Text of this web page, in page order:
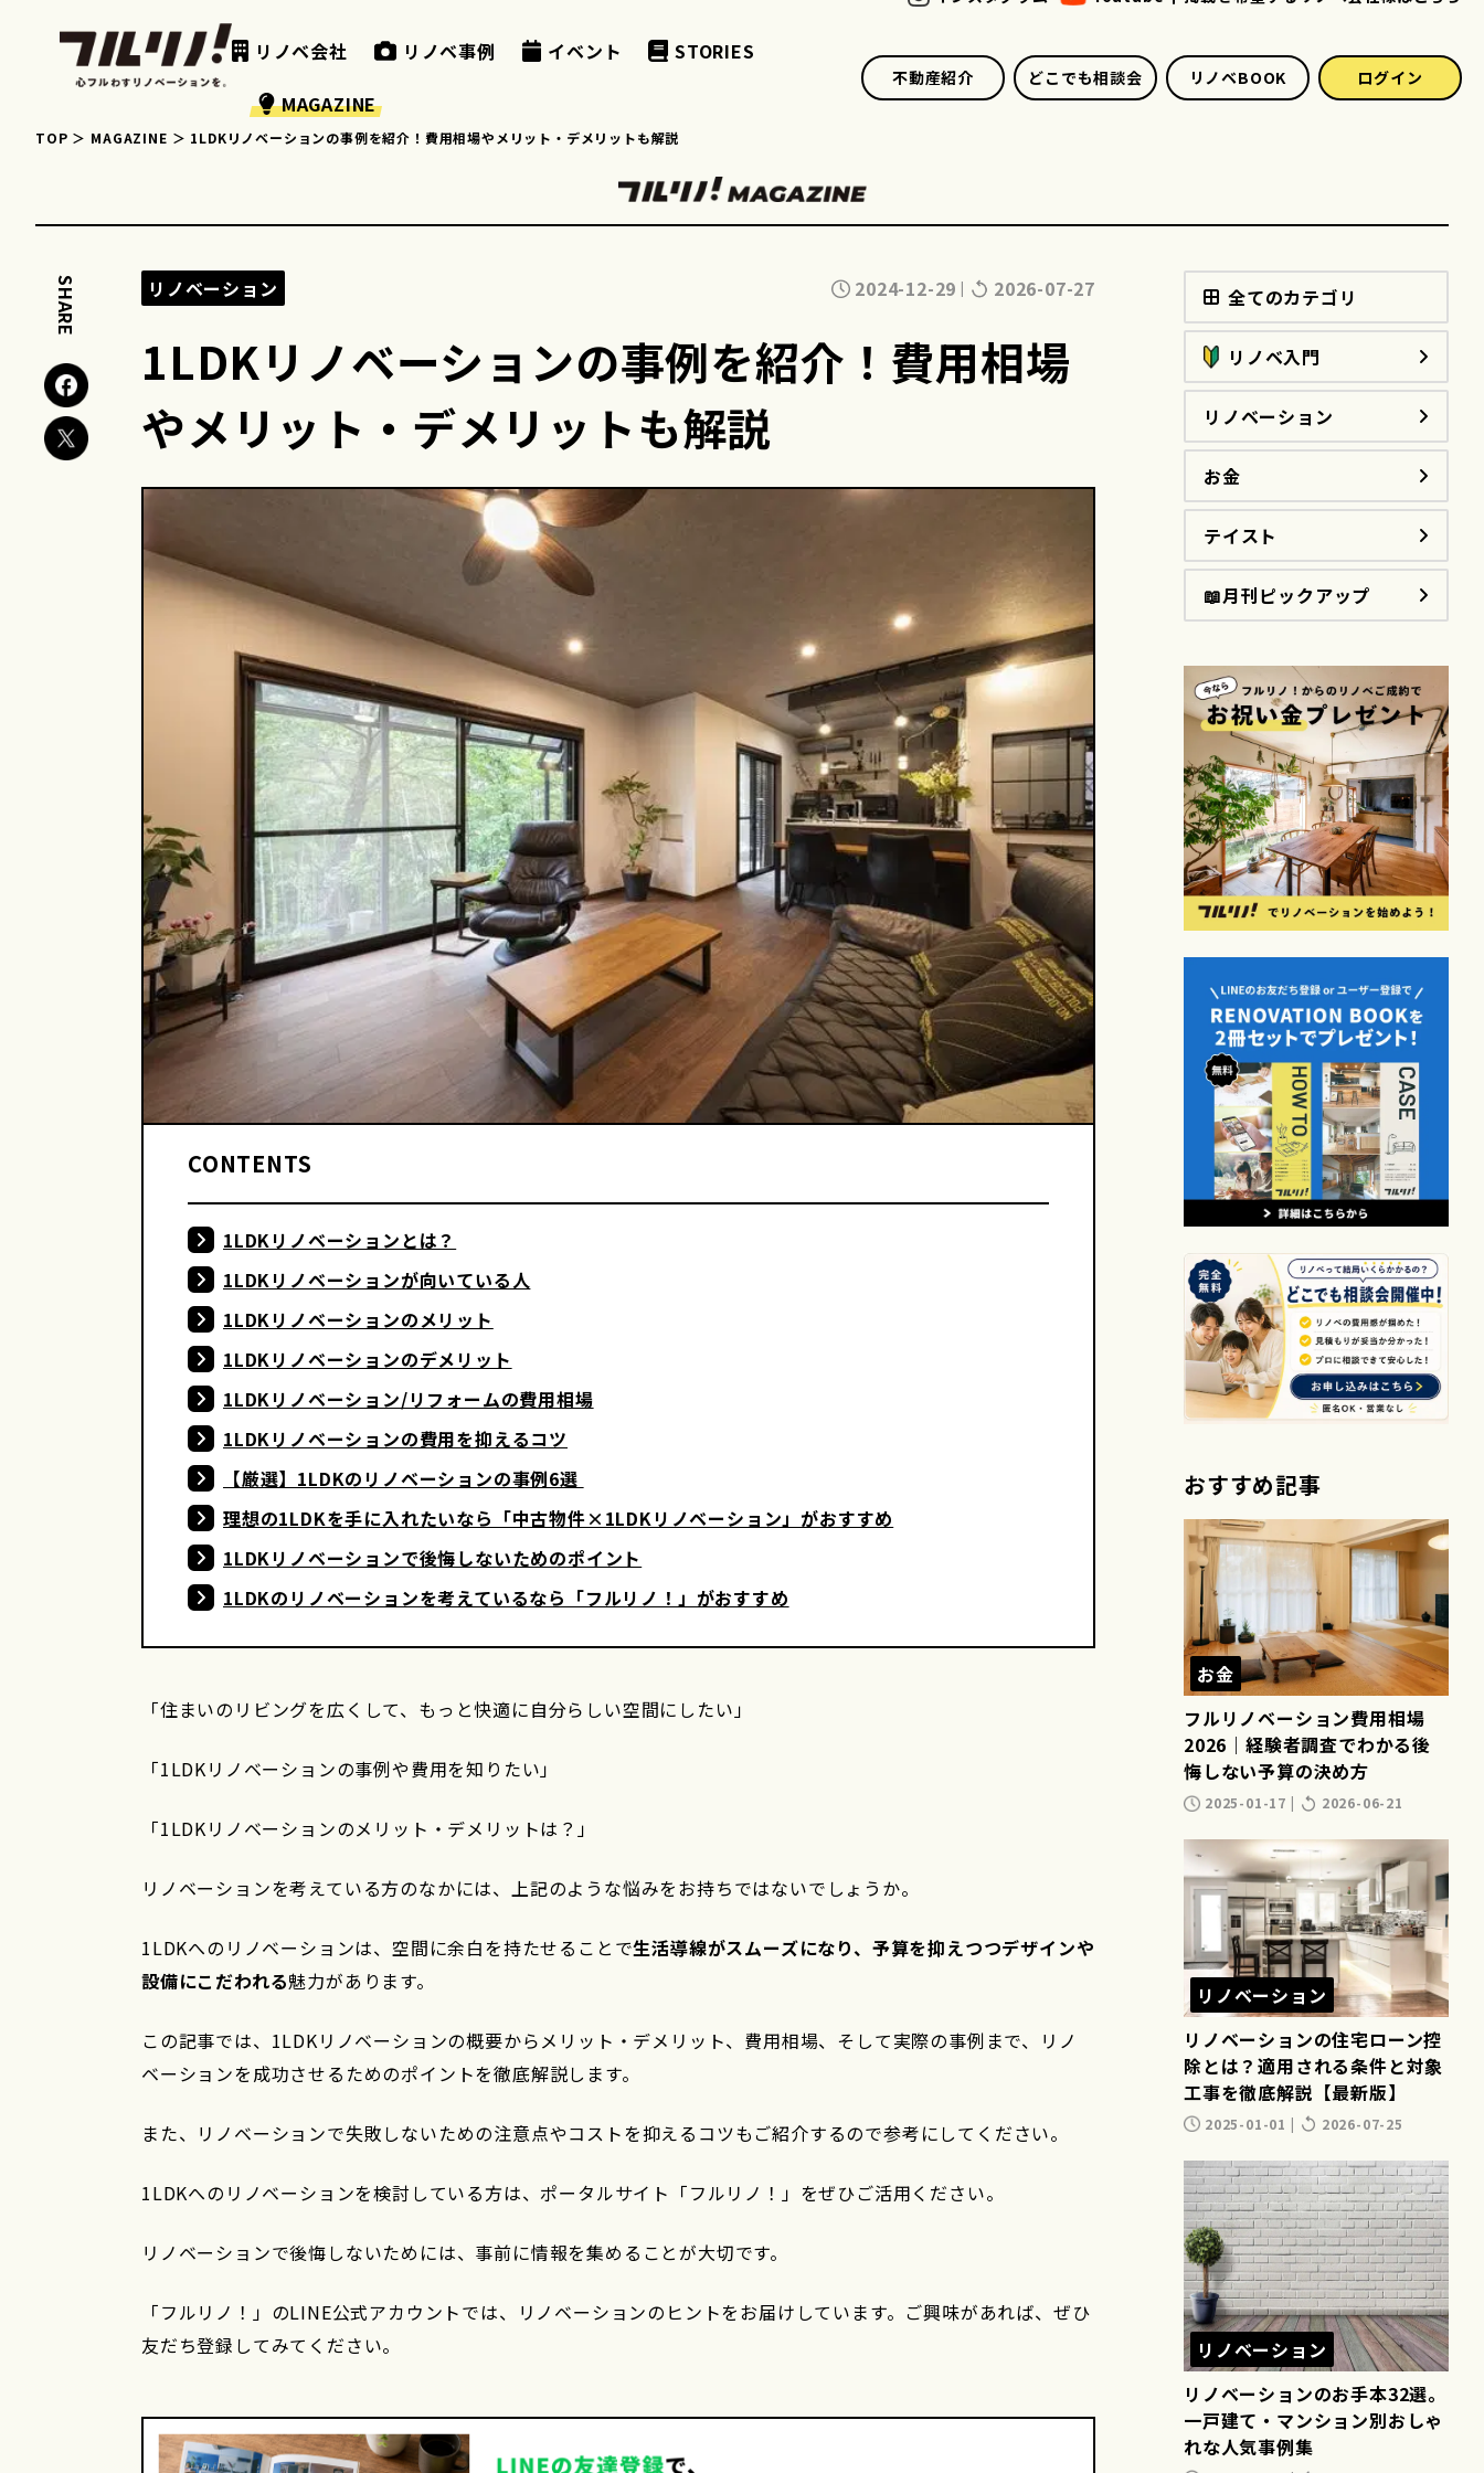
リノベ会社 リノベ事例 イベント
STORIES
MAGAZINE
不動産紹介 どこでも相談会 リノベBOOK ログイン
TOP MAGAZINE 1LDKリノベーションの事例を紹介！費用相場やメリット・デメリットも解説
SHARE リノベーション 2024-12-29 2026-07-27
1LDKリノベーションの事例を紹介！費用相場
やメリット・デメリットも解説
CONTENTS
1LDKリノベーションとは？
1LDKリノベーションが向いている人
1LDKリノベーションのメリット
1LDKリノベーションのデメリット
1LDKリノベーション/リフォームの費用相場
1LDKリノベーションの費用を抑えるコツ
【厳選】1LDKのリノベーションの事例6選
理想の1LDKを手に入れたいなら「中古物件×1LDKリノベーション」がおすすめ
1LDKリノベーションで後悔しないためのポイント
1LDKのリノベーションを考えているなら「フルリノ！」がおすすめ
「住まいのリビングを広くして、もっと快適に自分らしい空間にしたい」
「1LDKリノベーションの事例や費用を知りたい」
「1LDKリノベーションのメリット・デメリットは？」
リノベーションを考えている方のなかには、上記のような悩みをお持ちではないでしょうか。
1LDKへのリノベーションは、空間に余白を持たせることで生活導線がスムーズになり、予算を抑えつつデザインや
設備にこだわれる魅力があります。
この記事では、1LDKリノベーションの概要からメリット・デメリット、費用相場、そして実際の事例まで、リノ
ベーションを成功させるためのポイントを徹底解説します。
また、リノベーションで失敗しないための注意点やコストを抑えるコツもご紹介するので参考にしてください。
1LDKへのリノベーションを検討している方は、ポータルサイト「フルリノ！」をぜひご活用ください。
リノベーションで後悔しないためには、事前に情報を集めることが大切です。
「フルリノ！」のLINE公式アカウントでは、リノベーションのヒントをお届けしています。ご興味があれば、ぜひ
友だち登録してみてください。
全てのカテゴリ
リノベ入門
リノベーション
お金
テイスト
📖月刊ピックアップ
おすすめ記事
お金
フルリノベーション費用相場
2026｜経験者調査でわかる後
悔しない予算の決め方
2025-01-17 | 2026-06-21
リノベーション
リノベーションの住宅ローン控
除とは？適用される条件と対象
工事を徹底解説【最新版】
2025-01-01 | 2026-07-25
リノベーション
リノベーションのお手本32選。
一戸建て・マンション別おしゃ
れな人気事例集